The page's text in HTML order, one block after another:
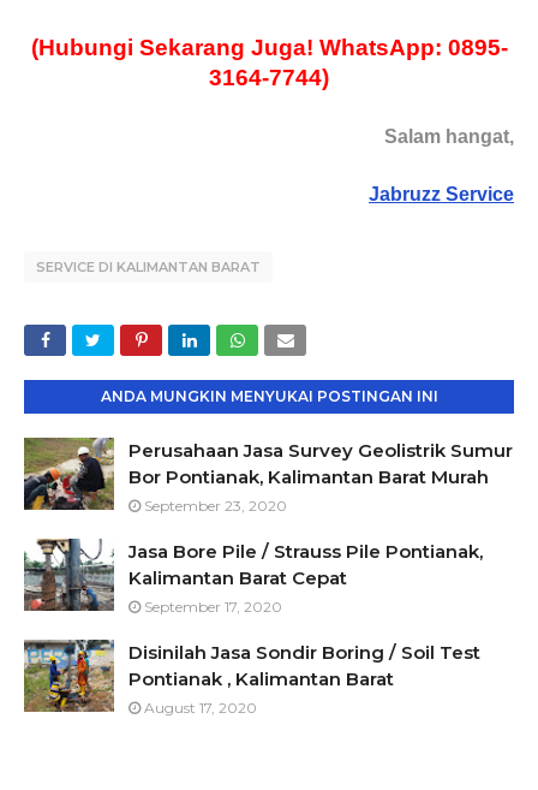
(Hubungi Sekarang Juga! WhatsApp: 0895-
3164-7744)
Salam hangat,
Jabruzz Service
SERVICE DI KALIMANTAN BARAT
ANDA MUNGKIN MENYUKAI POSTINGAN INI
Perusahaan Jasa Survey Geolistrik Sumur
Bor Pontianak, Kalimantan Barat Murah
September 23, 2020
Jasa Bore Pile / Strauss Pile Pontianak,
Kalimantan Barat Cepat
September 17, 2020
Disinilah Jasa Sondir Boring / Soil Test
Pontianak , Kalimantan Barat
August 17, 2020